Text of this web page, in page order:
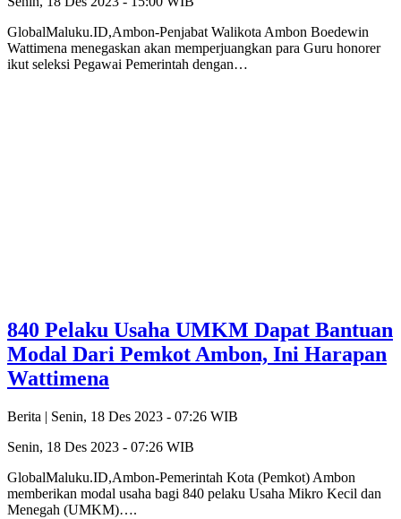
GlobalMaluku.ID,Ambon-Penjabat Walikota Ambon Boedewin
Wattimena menegaskan akan memperjuangkan para Guru honorer
ikut seleksi Pegawai Pemerintah dengan…
840 Pelaku Usaha UMKM Dapat Bantuan
Modal Dari Pemkot Ambon, Ini Harapan
Wattimena
Berita | Senin, 18 Des 2023 - 07:26 WIB
Senin, 18 Des 2023 - 07:26 WIB
GlobalMaluku.ID,Ambon-Pemerintah Kota (Pemkot) Ambon
memberikan modal usaha bagi 840 pelaku Usaha Mikro Kecil dan
Menegah (UMKM)….